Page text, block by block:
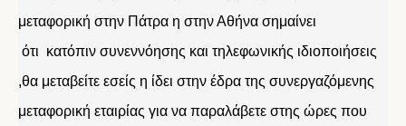
μεταφορική στην Πάτρα η στην Αθήνα σημαίνει
ότι κατόπιν συνεννόησης και τηλεφωνικής ιδιοποιήσεις
,θα μεταβείτε εσείς η ίδει στην έδρα της συνεργαζόμενης
μεταφορική εταιρίας για να παραλάβετε στης ώρες που